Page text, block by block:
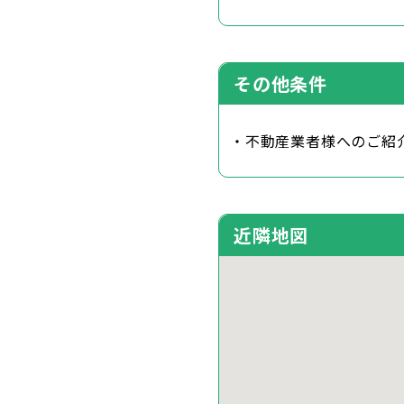
その他条件
・不動産業者様へのご紹
近隣地図